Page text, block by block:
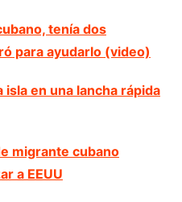
tenía dos
para ayudarlo (video)
en una lancha rápida
migrante cubano
a EEUU